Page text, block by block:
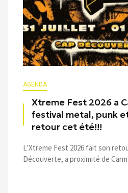
AGENDA
Xtreme Fest 2026 a
festival metal, punk
retour cet été!!!
L’Xtreme Fest 2026 fait son
Découverte, a proximité de